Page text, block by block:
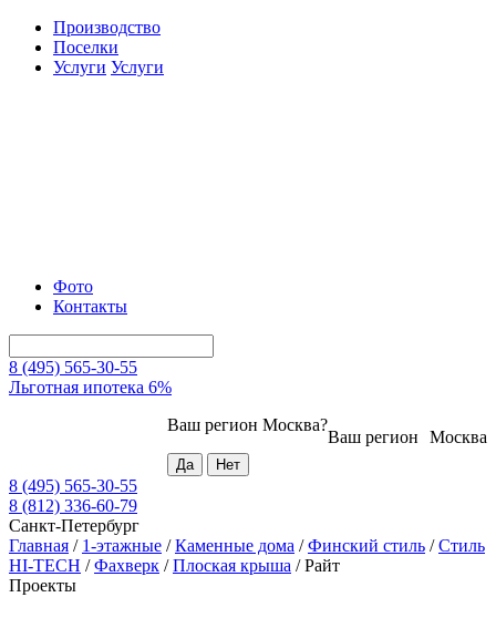
Производство
Поселки
Услуги Услуги
Фото
Контакты
8 (495) 565-30-55
Льготная ипотека 6%
Москва
Ваш регион
Ваш регион Москва?
8 (495) 565-30-55
8 (812) 336-60-79
Санкт-Петербург
Главная / 1-этажные /Каменные дома /Финский стиль /Стиль
HI-TECH /Фахверк /Плоская крыша /Райт
Проекты